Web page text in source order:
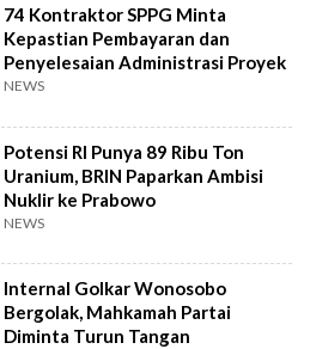
74 Kontraktor SPPG Minta
Kepastian Pembayaran dan
Penyelesaian Administrasi Proyek
NEWS
Potensi RI Punya 89 Ribu Ton
Uranium, BRIN Paparkan Ambisi
Nuklir ke Prabowo
NEWS
Internal Golkar Wonosobo
Bergolak, Mahkamah Partai
Diminta Turun Tangan